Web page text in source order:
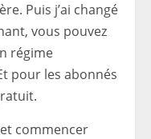
Puis j’ai changé
vous pouvez
régime
pour les abonnés
commencer